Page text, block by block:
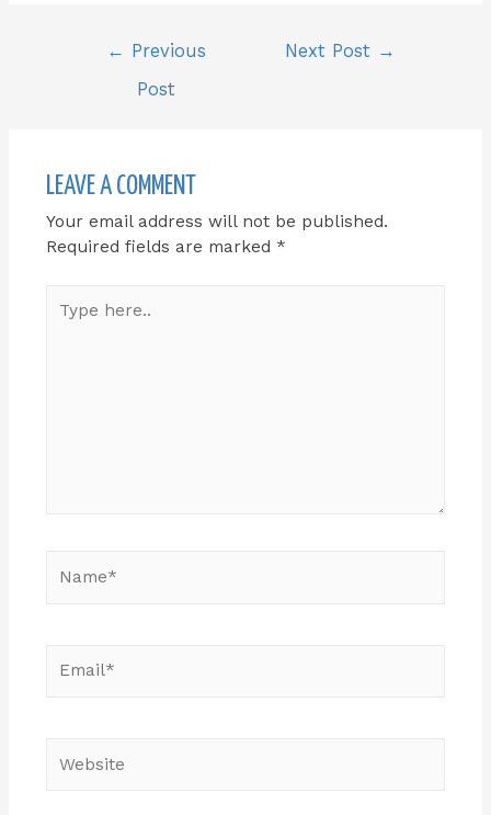
←
Previous
Post
Next Post →
LEAVE A COMMENT
Your email address will not be published.
Required fields are marked *
here..